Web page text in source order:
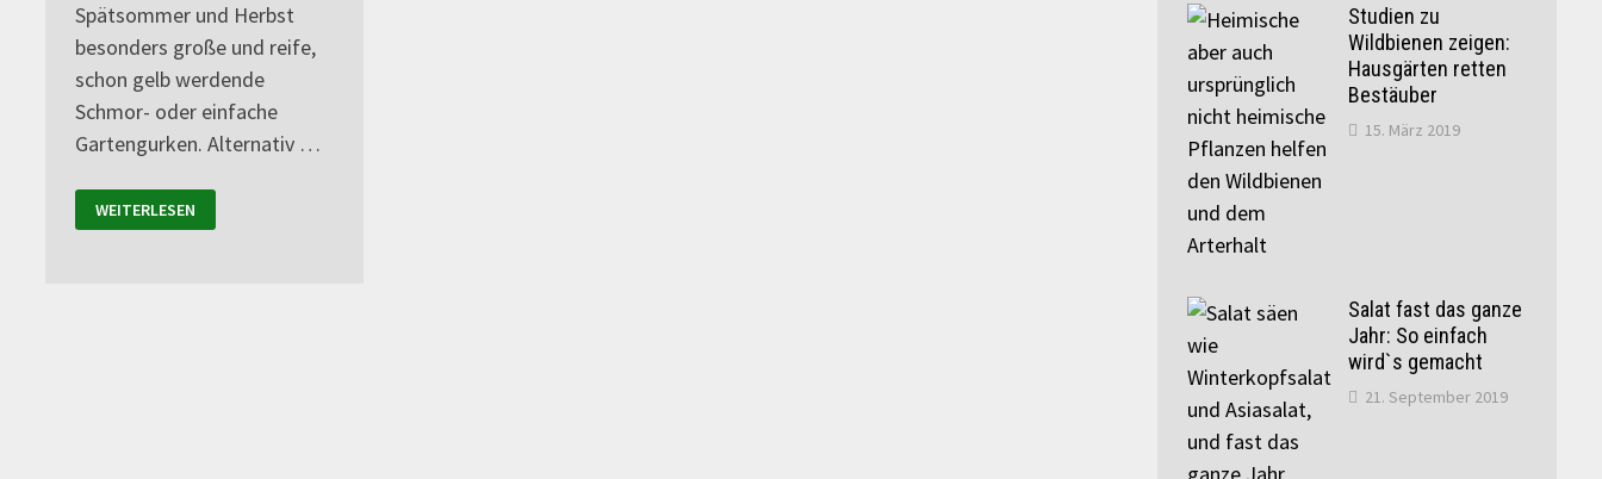
Spätsommer und Herbst
besonders große und reife,
schon gelb werdende
Schmor- oder einfache
Gartengurken. Alternativ …
WEITERLESEN
Studien zu
Wildbienen zeigen:
Hausgärten retten
Bestäuber
15. März 2019
Salat fast das ganze
Jahr: So einfach
wird`s gemacht
21. September 2019